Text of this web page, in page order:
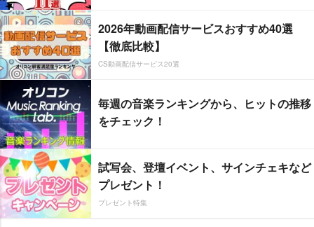
2026年動画配信サービスおすすめ40選
【徹底比較】
CS動画配信サービス20選
毎週の音楽ランキングから、ヒットの推移
をチェック！
試写会、登壇イベント、サインチェキなど
プレゼント！
プレゼント特集